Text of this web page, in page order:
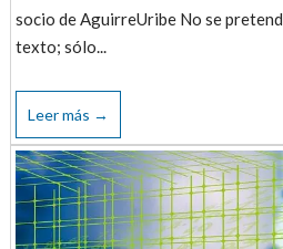
socio de AguirreUribe No se
texto; sólo...
Leer más →